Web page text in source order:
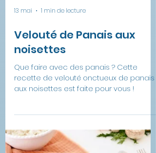
13 mai 1 min de lecture
Velouté de Panais aux
noisettes
Que faire avec des panais ? Cette
aux noisettes est faite pour vous !